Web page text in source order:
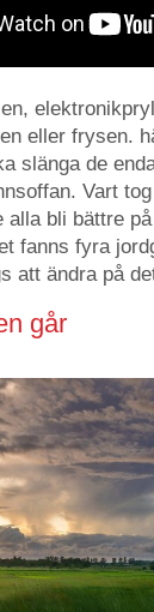
eller frysen.
slänga de
Vart
alla bli bättre
fanns fyra
att ändra på
går